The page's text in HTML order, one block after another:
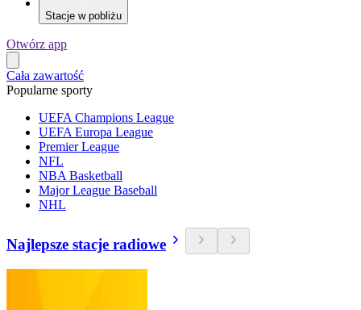
Stacje w pobliżu
Otwórz app
Cała zawartość
Popularne sporty
UEFA Champions League
UEFA Europa League
Premier League
NFL
NBA Basketball
Major League Baseball
NHL
Najlepsze stacje radiowe